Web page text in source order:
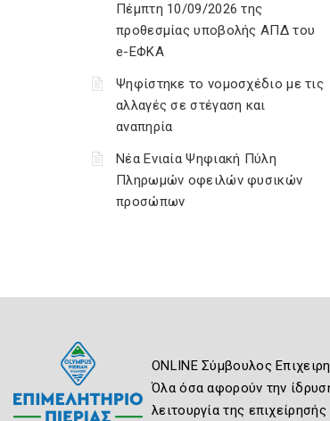
Πέμπτη 10/09/2026 της
προθεσμίας υποβολής ΑΠΔ του
e-ΕΦΚΑ
Ψηφίστηκε το νομοσχέδιο με τις
αλλαγές σε στέγαση και
αναπηρία
Νέα Ενιαία Ψηφιακή Πύλη
Πληρωμών οφειλών φυσικών
προσώπων
ONLINE Σύμβουλος
Όλα όσα αφορούν την
λειτουργία της επιχείρησής